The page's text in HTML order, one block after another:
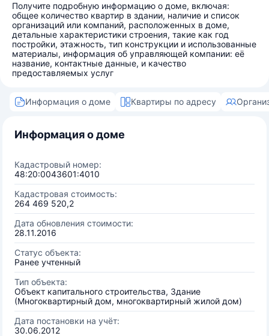
Получите подробную информацию о доме, включая:
общее количество квартир в здании, наличие и список
организаций или компаний, расположенных в доме,
детальные характеристики строения, такие как год
постройки, этажность, тип конструкции и использованные
материалы, информация об управляющей компании: её
название, контактные данные, и качество
предоставляемых услуг
Информация о доме Квартиры по адресу
Информация о доме
Кадастровый номер:
48:20:0043601:4010
Кадастровая стоимость:
264 469 520,2
Дата обновления стоимости:
28.11.2016
Статус объекта:
Ранее учтенный
Тип объекта:
Объект капитального строительства, Здание
(Многоквартирный дом, многоквартирный жилой дом)
Дата постановки на учёт:
30.06.2012